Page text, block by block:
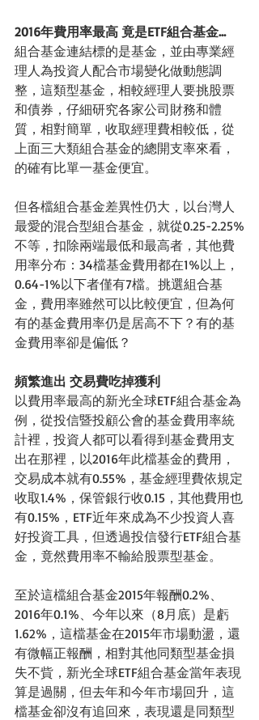
2016年費用率最高 竟是ETF組合基金…
組合基金連結標的是基金，並由專業經
理人為投資人配合市場變化做動態調
整，這類型基金，相較經理人要挑股票
和債券，仔細研究各家公司財務和體
質，相對簡單，收取經理費相較低，從
上面三大類組合基金的總開支率來看，
的確有比單一基金便宜。
但各檔組合基金差異性仍大，以台灣人
最愛的混合型組合基金，就從0.25-2.25%
不等，扣除兩端最低和最高者，其他費
用率分布：34檔基金費用都在1%以上，
0.64-1%以下者僅有7檔。挑選組合基
金，費用率雖然可以比較便宜，但為何
有的基金費用率仍是居高不下？有的基
金費用率卻是偏低？
頻繁進出 交易費吃掉獲利
以費用率最高的新光全球ETF組合基金為
例，從投信暨投顧公會的基金費用率統
計裡，投資人都可以看得到基金費用支
出在那裡，以2016年此檔基金的費用，
交易成本就有0.55%，基金經理費依規定
收取1.4%，保管銀行收0.15，其他費用也
有0.15%，ETF近年來成為不少投資人喜
好投資工具，但透過投信發行ETF組合基
金，竟然費用率不輸給股票型基金。
至於這檔組合基金2015年報酬0.2%、
2016年0.1%、今年以來（8月底）是虧
1.62%，這檔基金在2015年市場動盪，還
有微幅正報酬，相對其他同類型基金損
失不貲，新光全球ETF組合基金當年表現
算是過關，但去年和今年市場回升，這
檔基金卻沒有追回來，表現還是同類型